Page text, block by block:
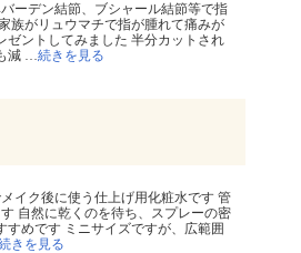
ーデン結節、ブシャール結節等で指
族がリュウマチで指が腫れて痛みが
ゼントしてみました 半分カットされ
減 …続きを見る
イク後に使う仕上げ用化粧水です 管
自然に乾くのを待ち、スプレーの密
めです ミニサイズですが、広範囲
きを見る